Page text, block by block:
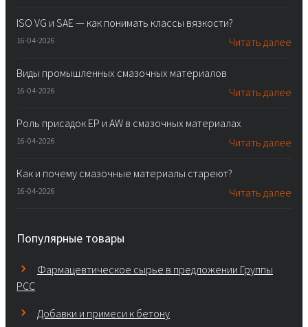
ISO VG и SAE — как понимать классы вязкости?
16-04-2026 Читать далее
Виды промышленных смазочных материалов
16-04-2026 Читать далее
Роль присадок EP и AW в смазочных материалах
16-04-2026 Читать далее
Как и почему смазочные материалы стареют?
16-04-2026 Читать далее
Популярные товары
Фармацевтическое сырье в предложении Группы
PCC
Добавки и примеси к бетону